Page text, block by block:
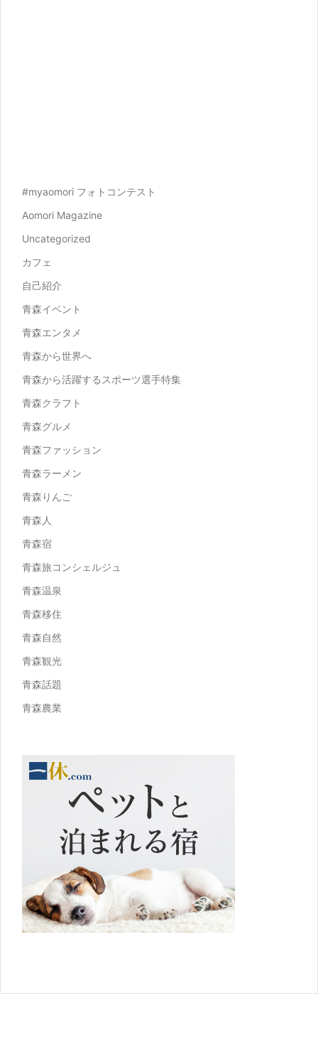
#myaomori フォトコンテスト
Aomori Magazine
Uncategorized
カフェ
自己紹介
青森イベント
青森エンタメ
青森から世界へ
青森から活躍するスポーツ選手特集
青森クラフト
青森グルメ
青森ファッション
青森ラーメン
青森りんご
青森人
青森宿
青森旅コンシェルジュ
青森温泉
青森移住
青森自然
青森観光
青森話題
青森農業